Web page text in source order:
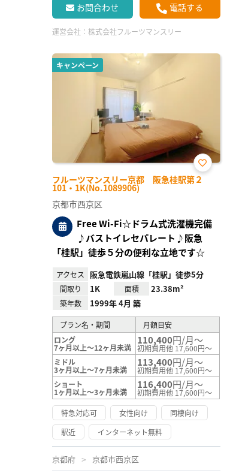
お問合わせ 電話する
運営会社： 株式会社フルーツマンスリー
キャンペーン
フルーツマンスリー京都 阪急桂駅第２
101・1K(No.1089906)
お気
に入
京都市西京区
Free Wi-Fi☆ドラム式洗濯機完備
♪バストイレセパレート♪阪急
「桂駅」徒歩５分の便利な立地です☆
アクセス 阪急電鉄嵐山線「桂駅」徒歩5分
間取り 1K 面積 23.38m²
築年数 1999年 4月 築
プラン名・期間
月額目安
ロング
7ヶ月以上～12ヶ月未満
110,400円/月～
初期費用他 17,600円～
ミドル
3ヶ月以上～7ヶ月未満
113,400円/月～
初期費用他 17,600円～
ショート
1ヶ月以上～3ヶ月未満
116,400円/月～
初期費用他 17,600円～
特急対応可
女性向け
同棲向け
駅近
インターネット無料
京都府 京都市西京区